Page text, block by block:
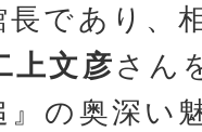
であり、
上文彦さん
』の奥深い